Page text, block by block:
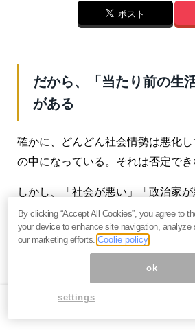
ポスト
だから、「当たり前の生
がある
確かに、どんどん社会情勢は悪化
の中になっている。それは否定でき
しかし、「社会が悪い」「政治家
い」と言っても、それで救われるわ
かが助けてくれるわけではない。社
況が絶望的でも、私たちはその中で
だから、「当たり前の生活防衛
By clicking “Accept All Cookies”, you agree to
your device to enhance site navigation,
our marketing efforts.Coolie policy
ok
settings